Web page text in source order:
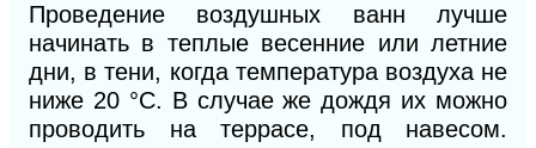
Проведение воздушных ванн лучше
начинать в теплые весенние или летние
дни, в тени, когда температура воздуха не
ниже 20 °С. В случае же дождя их можно
проводить на террасе, под навесом.